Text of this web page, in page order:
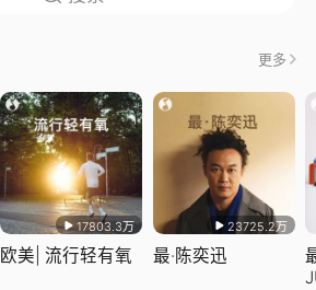
更多
17803.3万
欧美| 流行轻有氧
23725.2万
最·陈奕迅